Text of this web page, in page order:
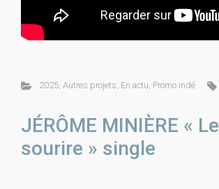
2025, Autres projets, En actu, Promo indé
JÉRÔME MINIÈRE « Le
sourire » single